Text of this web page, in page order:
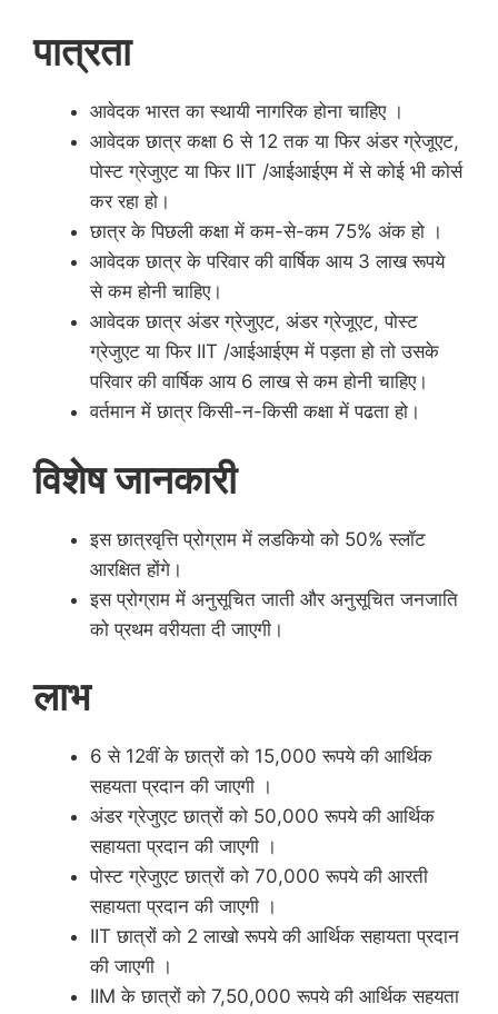
पात्रता
आवेदक भारत का स्थायी नागरिक होना चाहिए ।
आवेदक छात्र कक्षा 6 से 12 तक या फिर अंडर ग्रेजूएट,
पोस्ट ग्रेजुएट या फिर IIT /आईआईएम में से कोई भी कोर्स
कर रहा हो।
छात्र के पिछली कक्षा में कम-से-कम 75% अंक हो ।
आवेदक छात्र के परिवार की वार्षिक आय 3 लाख रूपये
से कम होनी चाहिए।
आवेदक छात्र अंडर ग्रेजुएट, अंडर ग्रेजूएट, पोस्ट
ग्रेजुएट या फिर IIT /आईआईएम में पड़ता हो तो उसके
परिवार की वार्षिक आय 6 लाख से कम होनी चाहिए।
वर्तमान में छात्र किसी-न-किसी कक्षा में पढता हो।
विशेष जानकारी
इस छात्रवृत्ति प्रोग्राम में लडकियो को 50% स्लॉट
आरक्षित होंगे।
इस प्रोग्राम में अनुसूचित जाती और अनुसूचित जनजाति
को प्रथम वरीयता दी जाएगी।
लाभ
6 से 12वीं के छात्रों को 15,000 रूपये की आर्थिक
सहयता प्रदान की जाएगी ।
अंडर ग्रेजुएट छात्रों को 50,000 रूपये की आर्थिक
सहायता प्रदान की जाएगी ।
पोस्ट ग्रेजुएट छात्रों को 70,000 रूपये की आरती
सहायता प्रदान की जाएगी ।
IIT छात्रों को 2 लाखो रूपये की आर्थिक सहायता प्रदान
की जाएगी ।
IIM के छात्रों को 7,50,000 रूपये की आर्थिक सहयता